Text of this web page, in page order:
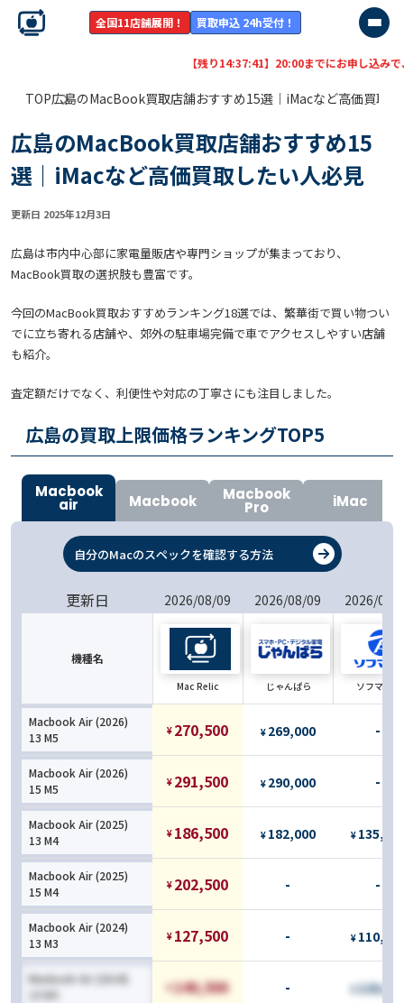
全国11店舗展開！ 買取申込 24h受付！
】20:00までにお申し込みで、最短2026/8/12にお振
TOP広島のMacBook買取店舗おすすめ15選｜iMacなど高価買取
広島のMacBook買取店舗おすすめ15
選｜iMacなど高価買取したい人必見
更新日 2025年12月3日
広島は市内中心部に家電量販店や専門ショップが集まっており、
MacBook買取の選択肢も豊富です。
今回のMacBook買取おすすめランキング18選では、繁華街で買い物つい
でに立ち寄れる店舗や、郊外の駐車場完備で車でアクセスしやすい店舗
も紹介。
査定額だけでなく、利便性や対応の丁寧さにも注目しました。
広島の買取上限価格ランキングTOP5
Macbook
air Macbook Macbook
Pro iMac
自分のMacのスペックを確認する方法
更新日 2026/08/09 2026/08/09 2026/08/
機種名
Mac Relic じゃんぱら ソフマップ
Macbook Air (2026)
13 M5
¥ 270,500 ¥ 269,000 -
Macbook Air (2026)
15 M5
¥ 291,500 ¥ 290,000 -
Macbook Air (2025)
13 M4
¥ 186,500 ¥ 182,000 ¥
Macbook Air (2025)
15 M4
¥ 202,500 - -
Macbook Air (2024)
13 M3
¥ 127,500 - ¥
Macbook Air (2024)
15 M3
¥140,500 -